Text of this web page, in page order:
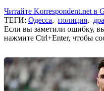
Читайте Korrespondent.net в
ТЕГИ: Одесса, полиция,
Если вы заметили ошибку,
нажмите Ctrl+Enter, чтобы